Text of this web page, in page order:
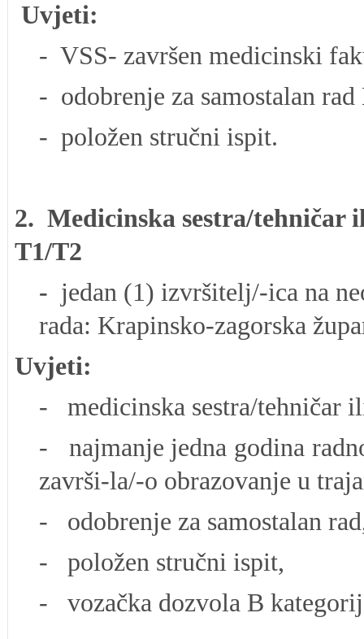
Uvjeti:
- VSS- završen medicinski
- odobrenje za samostalan
- položen stručni ispit.
2. Medicinska sestra/tehničar
T1/T2
- jedan (1) izvršitelj/-ica na
rada: Krapinsko-zagorska
Uvjeti:
- medicinska sestra/tehničar
- najmanje jedna godina
završi-la/-o obrazovanje u
- odobrenje za samostalan
- položen stručni ispit,
- vozačka dozvola B